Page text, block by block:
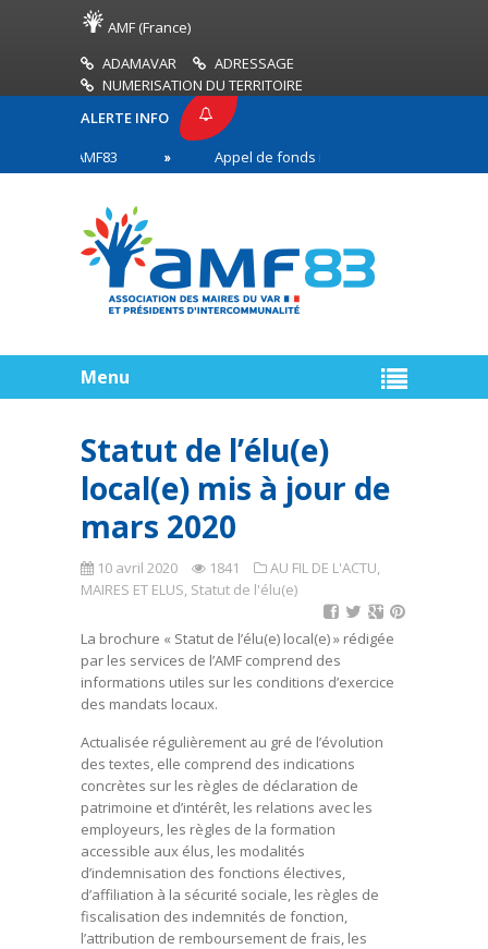
AMF (France)
ADAMAVAR
ADRESSAGE
NUMERISATION DU TERRITOIRE
ALERTE INFO
AMF83
Appel de fonds incendies de forêt
en première ligne
Menu
Statut de l’élu(e)
local(e) mis à jour de
mars 2020
10 avril 2020 1841 AU FIL DE L'ACTU,
MAIRES ET ELUS, Statut de l'élu(e)
La brochure « Statut de l’élu(e) local(e) » rédigée
par les services de l’AMF comprend des
informations utiles sur les conditions d’exercice
des mandats locaux.
Actualisée régulièrement au gré de l’évolution
des textes, elle comprend des indications
concrètes sur les règles de déclaration de
patrimoine et d’intérêt, les relations avec les
employeurs, les règles de la formation
accessible aux élus, les modalités
d’indemnisation des fonctions électives,
d’affiliation à la sécurité sociale, les règles de
fiscalisation des indemnités de fonction,
l’attribution de remboursement de frais, les